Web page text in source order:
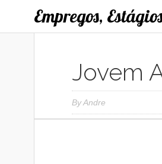
Empregos,
Jovem
ByAndre